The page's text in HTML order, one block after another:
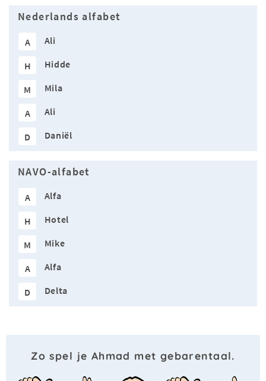
Nederlands alfabet
A Ali
H Hidde
M Mila
A Ali
D Daniël
NAVO-alfabet
A Alfa
H Hotel
M Mike
A Alfa
D Delta
Zo spel je Ahmad met gebarentaal.